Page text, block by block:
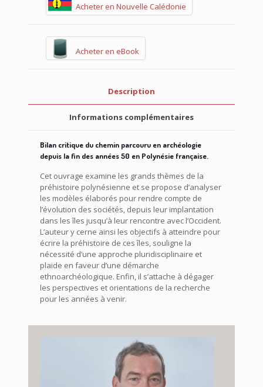
Acheter en Nouvelle Calédonie
Acheter en eBook
Description
Informations complémentaires
Bilan critique du chemin parcouru en archéologie
depuis la fin des années 50 en Polynésie française.
Cet ouvrage examine les grands thèmes de la
préhistoire polynésienne et se propose d’analyser
les modèles élaborés pour rendre compte de
l’évolution des sociétés, depuis leur implantation
dans les îles jusqu’à leur rencontre avec l’Occident.
L’auteur y cerne ainsi les objectifs à atteindre pour
écrire la préhistoire de ces îles, souligne la
nécessité d’une approche pluridisciplinaire et
plaide en faveur d’une démarche
ethnoarchéologique. Enfin, il s’attache à dégager
les perspectives et orientations de la recherche
pour les années à venir.